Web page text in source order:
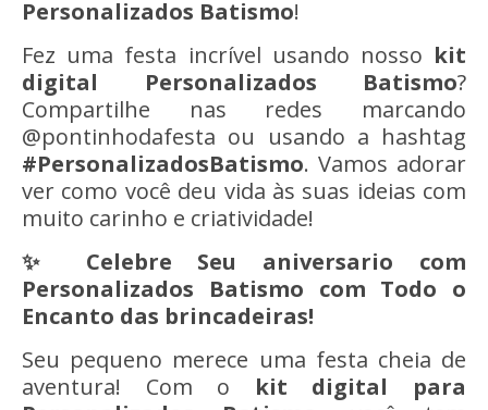
Personalizados Batismo!
Fez uma festa incrível usando nosso kit
digital Personalizados Batismo?
Compartilhe nas redes marcando
@pontinhodafesta ou usando a hashtag
#PersonalizadosBatismo. Vamos adorar
ver como você deu vida às suas ideias com
muito carinho e criatividade!
✨ Celebre Seu aniversario com
Personalizados Batismo com Todo o
Encanto das brincadeiras!
Seu pequeno merece uma festa cheia de
aventura! Com o kit digital para